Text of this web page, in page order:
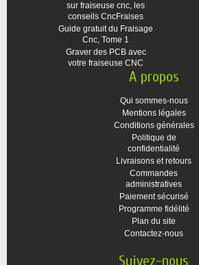
sur fraiseuse cnc, les
conseils CncFraises
Guide gratuit du Fraisage
Cnc, Tome 1
Graver des PCB avec
votre fraiseuse CNC
A propos
Qui sommes-nous
Mentions légales
Conditions générales
Politique de
confidentialité
Livraisons et retours
Commandes
administratives
Paiement sécurisé
Programme fidélité
Plan du site
Contactez-nous
Suivez-nous